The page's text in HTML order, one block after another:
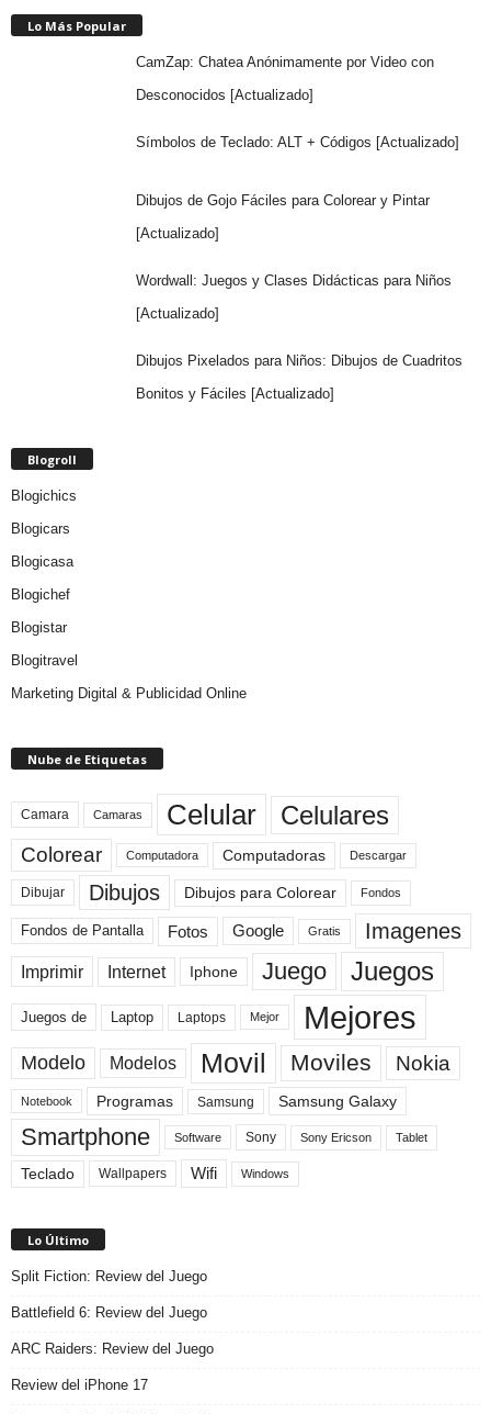
Lo Más Popular
CamZap: Chatea Anónimamente por Video con
Desconocidos [Actualizado]
Símbolos de Teclado: ALT + Códigos [Actualizado]
Dibujos de Gojo Fáciles para Colorear y Pintar
[Actualizado]
Wordwall: Juegos y Clases Didácticas para Niños
[Actualizado]
Dibujos Pixelados para Niños: Dibujos de Cuadritos
Bonitos y Fáciles [Actualizado]
Blogroll
Blogichics
Blogicars
Blogicasa
Blogichef
Blogistar
Blogitravel
Marketing Digital & Publicidad Online
Nube de Etiquetas
Camara Camaras Celular Celulares
Colorear Computadora Computadoras Descargar
Dibujar Dibujos Dibujos para Colorear Fondos
Fondos de Pantalla Fotos Google Gratis Imagenes
Imprimir Internet Iphone Juego Juegos
Juegos de Laptop Laptops Mejor Mejores
Modelo Modelos Movil Moviles Nokia
Notebook Programas Samsung Samsung Galaxy
Smartphone Software Sony Sony Ericson Tablet
Teclado Wallpapers Wifi Windows
Lo Último
Split Fiction: Review del Juego
Battlefield 6: Review del Juego
ARC Raiders: Review del Juego
Review del iPhone 17